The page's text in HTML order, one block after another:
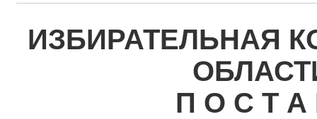
ИЗБИРАТЕЛЬНАЯ
П О С Т А